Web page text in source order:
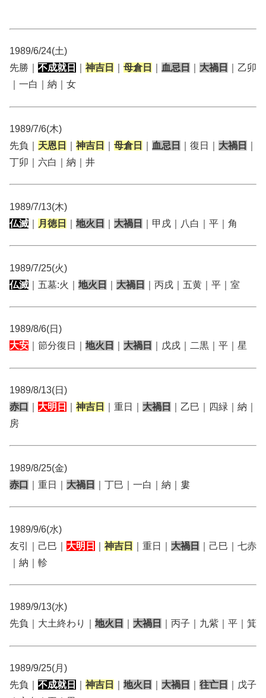
1989/6/24(土)
先勝｜ 不成就日 神吉日 母倉日 血忌日 大禍日
｜乙卯
｜一白｜納｜女
1989/7/6(木)
先負｜ 天恩日 神吉日 母倉日 血忌日 ｜復日｜ 大禍日
丁卯｜六白｜納｜井
1989/7/13(木)
仏滅
月徳日 地火日 大禍日 ｜甲戌｜八白｜平｜角
1989/7/25(火)
仏滅 ｜五墓:火｜ 地火日 大禍日 ｜丙戌｜五黄｜平｜室
1989/8/6(日)
大安 ｜節分復日｜ 地火日 大禍日 ｜戊戌｜二黒｜平｜星
1989/8/13(日)
赤口
大明日 神吉日 ｜重日｜ 大禍日
｜乙巳｜四緑｜納｜
房
1989/8/25(金)
赤口
｜重日｜ 大禍日 ｜丁巳｜一白｜納｜婁
1989/9/6(水)
友引｜己巳｜ 大明日 神吉日 ｜重日｜ 大禍日
｜己巳｜七赤
｜納｜軫
1989/9/13(水)
先負｜大土終わり｜ 地火日 大禍日 ｜丙子｜九紫｜平｜箕
1989/9/25(月)
先負｜ 不成就日 神吉日 地火日 大禍日 往亡日
｜戊子